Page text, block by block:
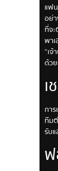
แฟ
อย่
ที่จ
พา
“เ
ด้ว
กา
ทีม
รับ